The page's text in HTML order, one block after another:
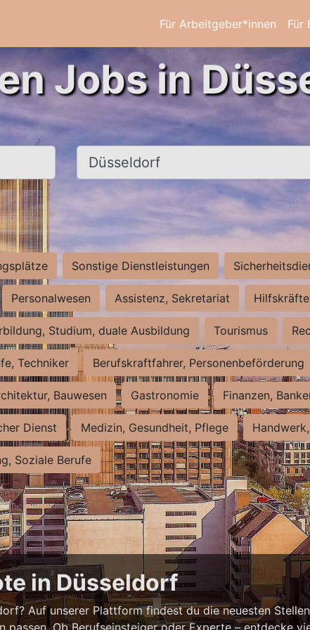
Für Arbeitgeber*innen Für
Jobs in
Ort, Stadt
Sonstige Dienstleistungen
Personalwesen Assistenz, Sekretariat
Studium, duale Ausbildung Tourismus
Techniker Berufskraftfahrer, Personenbeförderung
Bauwesen Gastronomie Finanzen,
Dienst Medizin, Gesundheit, Pflege
Soziale Berufe
in Düsseldorf
Auf unserer Plattform findest du die neuesten